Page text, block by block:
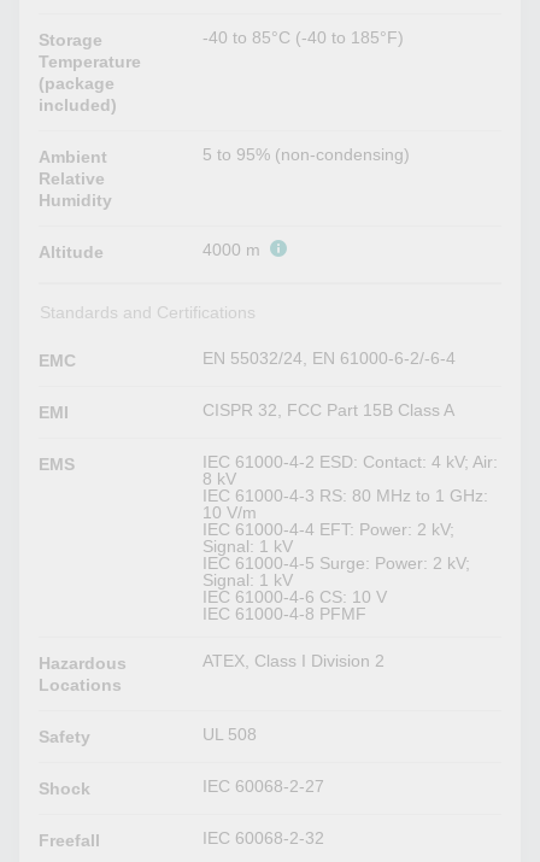
Storage
Temperature
(package
included)
-40 to 85°C (-40 to 185°F)
Ambient
Relative
Humidity
5 to 95% (non-condensing)
Altitude 4000 m
Standards and Certifications
EMC EN 55032/24, EN 61000-6-2/-6-4
EMI CISPR 32, FCC Part 15B Class A
EMS
IEC 61000-4-2 ESD: Contact: 4 kV; Air:
8 kV
IEC 61000-4-3 RS: 80 MHz to 1 GHz:
10 V/m
IEC 61000-4-4 EFT: Power: 2 kV;
Signal: 1 kV
IEC 61000-4-5 Surge: Power: 2 kV;
Signal: 1 kV
IEC 61000-4-6 CS: 10 V
IEC 61000-4-8 PFMF
Hazardous
Locations
ATEX, Class I Division 2
Safety UL 508
Shock IEC 60068-2-27
Freefall IEC 60068-2-32